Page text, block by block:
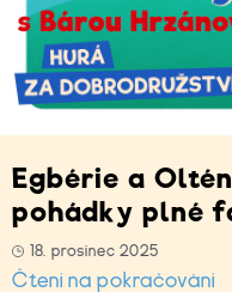
Egbérie a
pohádky plné
18. prosinec 2025
Čtení na pokračování